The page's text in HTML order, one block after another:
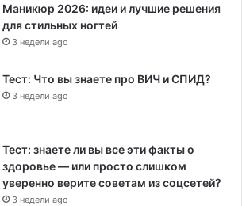
Маникюр 2026: идеи и лучшие решения
для стильных ногтей
3 недели ago
Тест: Что вы знаете про ВИЧ и СПИД?
3 недели ago
Тест: знаете ли вы все эти факты о
здоровье — или просто слишком
уверенно верите советам из соцсетей?
3 недели ago